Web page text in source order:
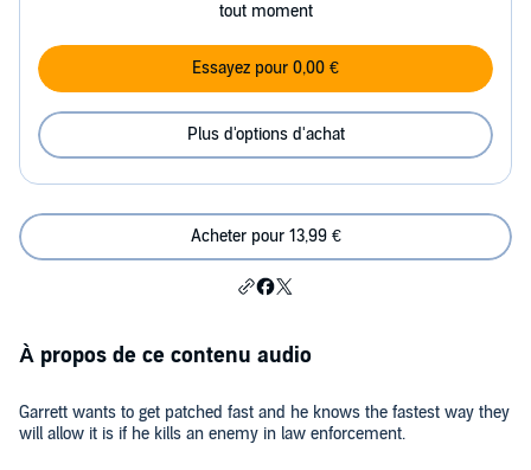
tout moment
Essayez pour 0,00 €
Plus d'options d'achat
Acheter pour 13,99 €
À propos de ce contenu audio
Garrett wants to get patched fast and he knows the fastest way they
will allow it is if he kills an enemy in law enforcement.